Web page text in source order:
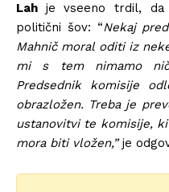
Lah je vseeno trdil,
politični šov: “Nekaj
Mahnič moral oditi iz
mi s tem nimamo
Predsednik komisije
obrazložen. Treba je
ustanovitvi te komisije,
mora biti vložen,”je